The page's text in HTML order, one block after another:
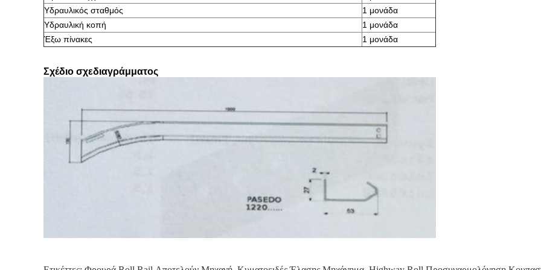
Υδραυλικός σταθμός
1 μονάδα
Υδραυλική κοπή
1 μονάδα
Έξω πίνακες
1 μονάδα
Σχέδιο σχεδιαγράμματος